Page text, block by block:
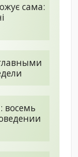
сама:
восемь